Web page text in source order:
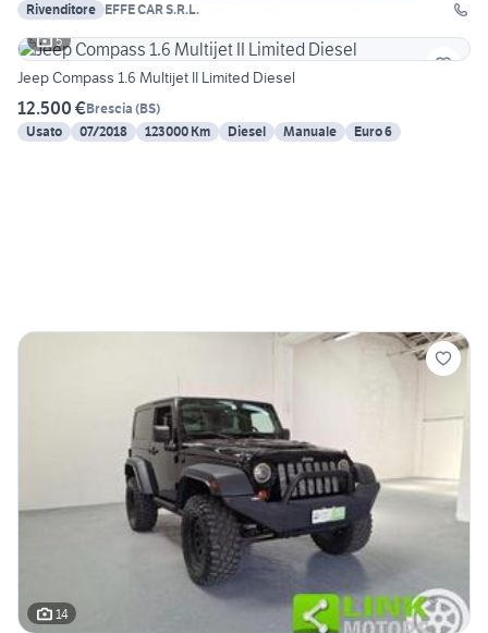
Rivenditore EFFE CAR S.R.L.
5
Jeep Compass 1.6 Multijet II Limited Diesel
12.500 €Brescia (BS)
Usato
07/2018 123000 Km Diesel Manuale Euro 6
14